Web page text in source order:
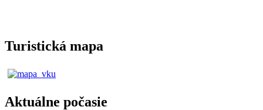
Turistická mapa
Aktuálne počasie